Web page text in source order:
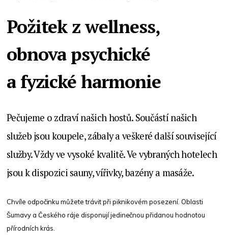
Požitek z wellness,
obnova psychické
a fyzické harmonie
Pečujeme o zdraví našich hostů. Součástí našich
služeb jsou koupele, zábaly a veškeré další související
služby. Vždy ve vysoké kvalitě. Ve vybraných hotelech
jsou k dispozici sauny, vířivky, bazény a masáže.
Chvíle odpočinku můžete trávit při piknikovém posezení. Oblasti
Šumavy a Českého ráje disponují jedinečnou přidanou hodnotou
přírodních krás.